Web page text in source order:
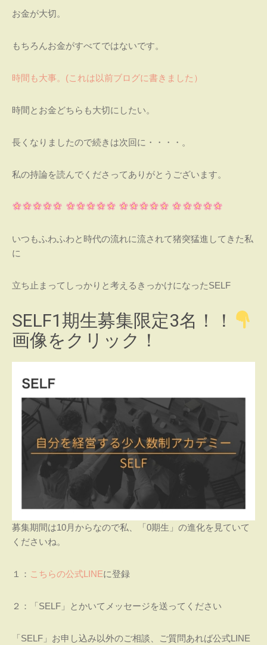
お金が大切。
もちろんお金がすべてではないです。
時間も大事。(これは以前ブログに書きました）
時間とお金どちらも大切にしたい。
長くなりましたので続きは次回に・・・・。
私の持論を読んでくださってありがとうございます。
いつもふわふわと時代の流れに流されて猪突猛進してきた私
に
立ち止まってしっかりと考えるきっかけになったSELF
SELF1期生募集限定3名！！
画像をクリック！
募集期間は10月からなので私、「0期生」の進化を見ていて
くださいね。
１： こちらの公式LINEに登録
２：「SELF」とかいてメッセージを送ってください
「SELF」お申し込み以外のご相談、ご質問あれば公式LINE